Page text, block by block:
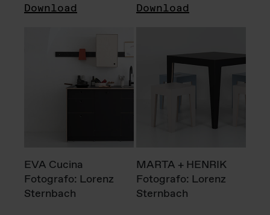
Download Download
EVA Cucina
Fotografo: Lorenz
Sternbach
MARTA + HENRIK
Fotografo: Lorenz
Sternbach